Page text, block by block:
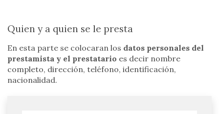
Quien y a quien se le presta
En esta parte se colocaran los datos personales del
prestamista y el prestatario es decir nombre
completo, dirección, teléfono, identificación,
nacionalidad.